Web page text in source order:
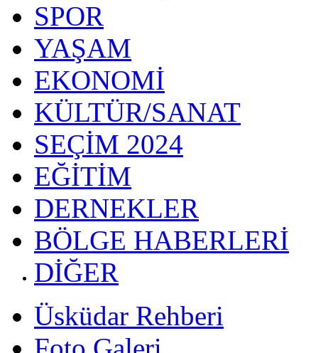
SPOR
YAŞAM
EKONOMİ
KÜLTÜR/SANAT
SEÇİM 2024
EĞİTİM
DERNEKLER
BÖLGE HABERLERİ
DİĞER
Üsküdar Rehberi